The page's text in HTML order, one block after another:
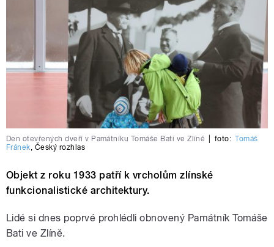
Den otevřených dveří v Památníku Tomáše Bati ve Zlíně foto: Tomáš
Fránek, Český rozhlas
Objekt z roku 1933 patří k vrcholům zlínské
funkcionalistické architektury.
Lidé si dnes poprvé prohlédli obnovený Památník Tomáše
Bati ve Zlíně.